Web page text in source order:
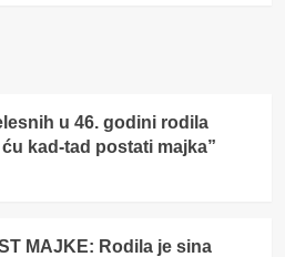
u 46. godini rodila
kad-tad postati majka”
MAJKE: Rodila je sina